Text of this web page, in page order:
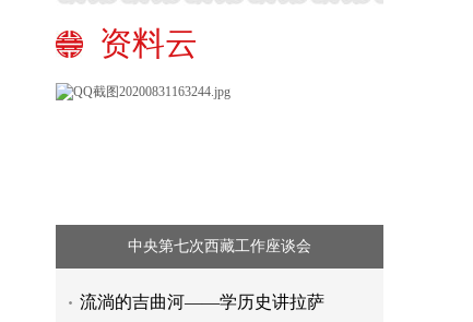
资料云
中央第七次西藏工作座谈会
流淌的吉曲河——学历史讲拉萨
引领谱写全面建设社会主义现代化国
家崭新篇章的纲领性文献
深刻把握思政课的本质是讲道理